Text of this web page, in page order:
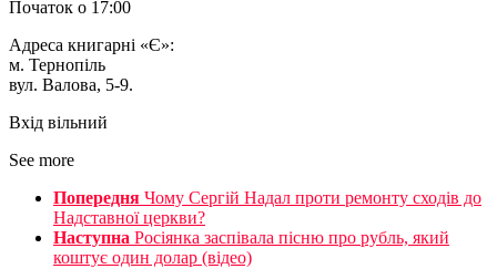
Початок о 17:00
Адреса книгарні «Є»:
м. Тернопіль
вул. Валова, 5-9.
Вхід вільний
See more
Попередня Чому Сергій Надал проти ремонту сходів до
Надставної церкви?
Наступна Росіянка заспівала пісню про рубль, який
коштує один долар (відео)